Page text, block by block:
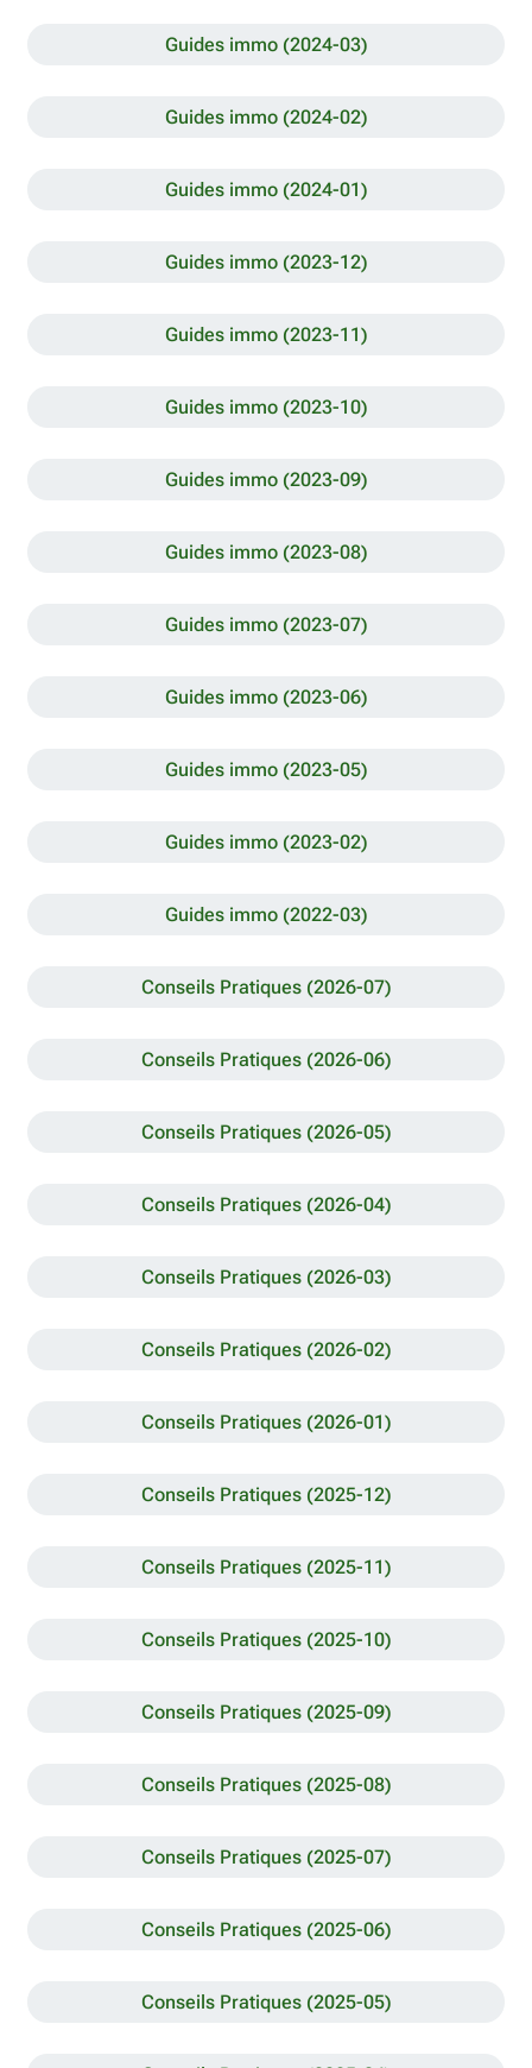
Guides immo (2024-03)
Guides immo (2024-02)
Guides immo (2024-01)
Guides immo (2023-12)
Guides immo (2023-11)
Guides immo (2023-10)
Guides immo (2023-09)
Guides immo (2023-08)
Guides immo (2023-07)
Guides immo (2023-06)
Guides immo (2023-05)
Guides immo (2023-02)
Guides immo (2022-03)
Conseils Pratiques (2026-07)
Conseils Pratiques (2026-06)
Conseils Pratiques (2026-05)
Conseils Pratiques (2026-04)
Conseils Pratiques (2026-03)
Conseils Pratiques (2026-02)
Conseils Pratiques (2026-01)
Conseils Pratiques (2025-12)
Conseils Pratiques (2025-11)
Conseils Pratiques (2025-10)
Conseils Pratiques (2025-09)
Conseils Pratiques (2025-08)
Conseils Pratiques (2025-07)
Conseils Pratiques (2025-06)
Conseils Pratiques (2025-05)